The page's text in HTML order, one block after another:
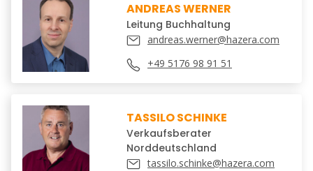
ANDREAS WERNER
Leitung Buchhaltung
andreas.werner@hazera.com
+49 5176 98 91 51
TASSILO SCHINKE
Verkaufsberater
Norddeutschland
tassilo.schinke@hazera.com